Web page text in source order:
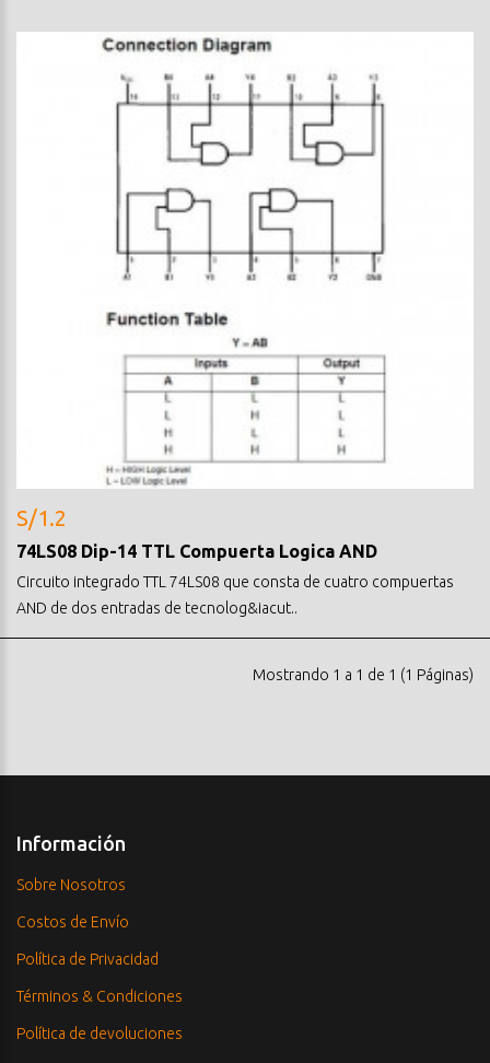
S/1.2
74LS08 Dip-14 TTL Compuerta Logica AND
Circuito integrado TTL 74LS08 que consta de cuatro compuertas
AND de dos entradas de tecnolog&iacut..
Mostrando 1 a 1 de 1 (1 Páginas)
Información
Sobre Nosotros
Costos de Envío
Política de Privacidad
Términos & Condiciones
Política de devoluciones